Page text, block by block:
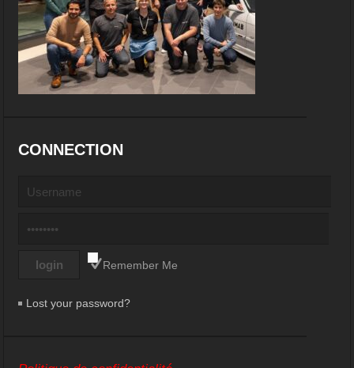
CONNECTION
Remember Me
Lost your password?